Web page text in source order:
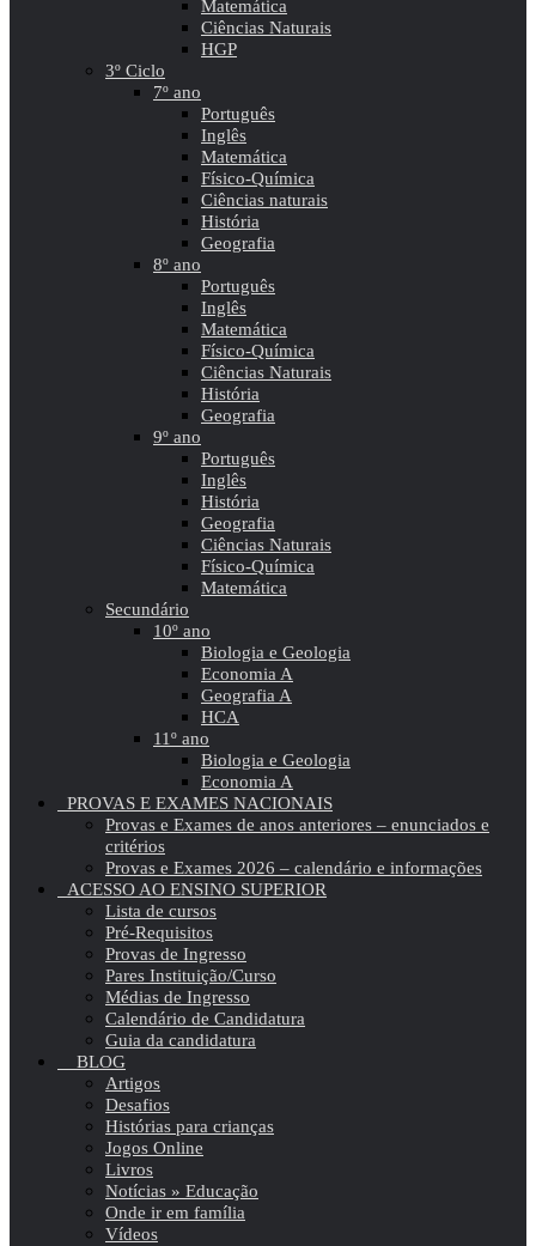
Matemática
Ciências Naturais
HGP
3º Ciclo
7º ano
Português
Inglês
Matemática
Físico-Química
Ciências naturais
História
Geografia
8º ano
Português
Inglês
Matemática
Físico-Química
Ciências Naturais
História
Geografia
9º ano
Português
Inglês
História
Geografia
Ciências Naturais
Físico-Química
Matemática
Secundário
10º ano
Biologia e Geologia
Economia A
Geografia A
HCA
11º ano
Biologia e Geologia
Economia A
PROVAS E EXAMES NACIONAIS
Provas e Exames de anos anteriores – enunciados e
critérios
Provas e Exames 2026 – calendário e informações
ACESSO AO ENSINO SUPERIOR
Lista de cursos
Pré-Requisitos
Provas de Ingresso
Pares Instituição/Curso
Médias de Ingresso
Calendário de Candidatura
Guia da candidatura
BLOG
Artigos
Desafios
Histórias para crianças
Jogos Online
Livros
Notícias » Educação
Onde ir em família
Vídeos